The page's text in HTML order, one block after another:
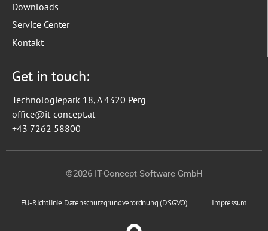
Downloads
Service Center
Kontakt
Get in touch:
Technologiepark 18, A 4320 Perg
office@it-concept.at
+43 7262 58800
©2026 IT-Concept Software GmbH
EU-Richtlinie Datenschutzgrundverordnung (DSGVO) Impressum